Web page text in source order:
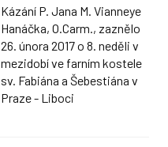
Kázání P. Jana M. Vianneye
Hanáčka, O.Carm., zaznělo
26. února 2017 o 8. neděli v
mezidobí ve farním kostele
sv. Fabiána a Šebestiána v
Praze - Liboci